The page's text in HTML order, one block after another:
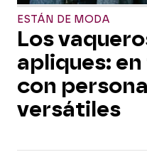
ESTÁN DE MODA
Los
apliques:
con
versátiles